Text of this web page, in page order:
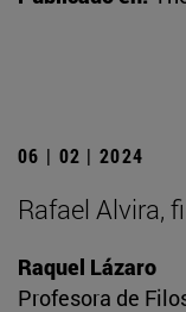
06 | 02 | 2024
Rafael Alvira,
Raquel Lázaro
Profesora de